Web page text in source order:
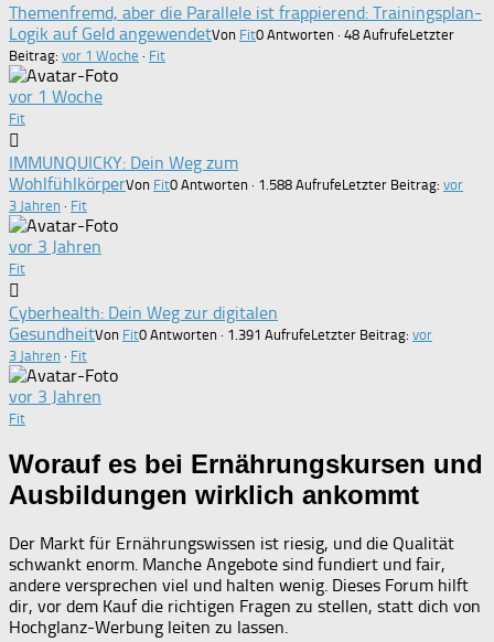
Themenfremd, aber die Parallele ist frappierend: Trainingsplan-
Logik auf Geld angewendetVon Fit0 Antworten · 48 AufrufeLetzter
Beitrag: vor 1 Woche · Fit
vor 1 Woche
Fit
IMMUNQUICKY: Dein Weg zum
WohlfühlkörperVon Fit0 Antworten · 1.588 AufrufeLetzter Beitrag: vor
3 Jahren · Fit
vor 3 Jahren
Fit
Cyberhealth: Dein Weg zur digitalen
GesundheitVon Fit0 Antworten · 1.391 AufrufeLetzter Beitrag: vor
3 Jahren · Fit
vor 3 Jahren
Fit
Worauf es bei Ernährungskursen und
Ausbildungen wirklich ankommt
Der Markt für Ernährungswissen ist riesig, und die Qualität
schwankt enorm. Manche Angebote sind fundiert und fair,
andere versprechen viel und halten wenig. Dieses Forum hilft
dir, vor dem Kauf die richtigen Fragen zu stellen, statt dich von
Hochglanz-Werbung leiten zu lassen.